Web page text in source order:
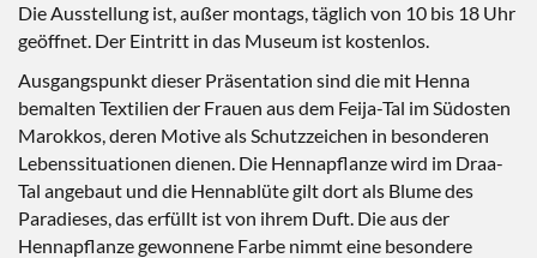
Die Ausstellung ist, außer montags, täglich von 10 bis 18 Uhr
geöffnet. Der Eintritt in das Museum ist kostenlos.
Ausgangspunkt dieser Präsentation sind die mit Henna
bemalten Textilien der Frauen aus dem Feija-Tal im Südosten
Marokkos, deren Motive als Schutzzeichen in besonderen
Lebenssituationen dienen. Die Hennapflanze wird im Draa-
Tal angebaut und die Hennablüte gilt dort als Blume des
Paradieses, das erfüllt ist von ihrem Duft. Die aus der
Hennapflanze gewonnene Farbe nimmt eine besondere